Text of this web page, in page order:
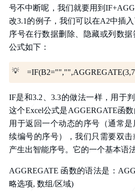
号不中断呢，我们就要用到
改3.1的例子，我们可以在A2中插
序号在行数据删除、隐藏或列数据
公式如下：
💡
IF是和3.2、3.3的做法一样，用于
这个Excel公式是AGGERGATE函
用于返回一个动态的序号（通常
续编号的序号），我们只需要双
产生出智能序号。它的一个基本语
AGGREGATE 函数的语法是：
略选项, 数组/区域)